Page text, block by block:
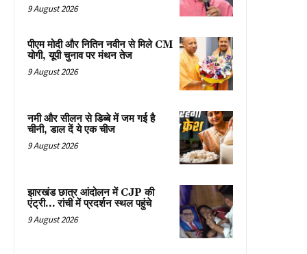
9 August 2026
पीएम मोदी और नितिन नवीन से मिले CM
योगी, यूपी चुनाव पर मंथन तेज
9 August 2026
नमी और सीलन से डिब्बे में जम गई है
चीनी, डाल दें ये एक चीज
9 August 2026
झारखंड छात्र आंदोलन में CJP की
एंट्री… रांची में प्रदर्शन स्थल पहुंचे
9 August 2026